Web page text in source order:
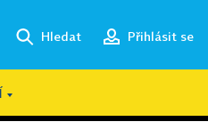
Hledat Přihlásit se